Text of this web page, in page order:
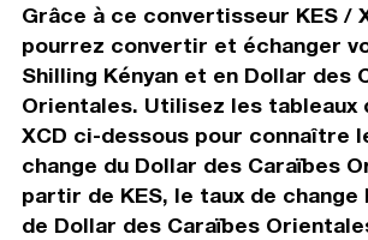
Grâce à ce convertisseur KES /
pourrez convertir et échanger
Shilling Kényan et en Dollar des
Orientales. Utilisez les tableaux
XCD ci-dessous pour connaître
change du Dollar des Caraïbes
partir de KES, le taux de change
de Dollar des Caraïbes